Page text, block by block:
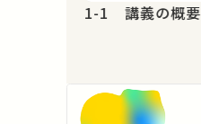
1-1 講義の概要